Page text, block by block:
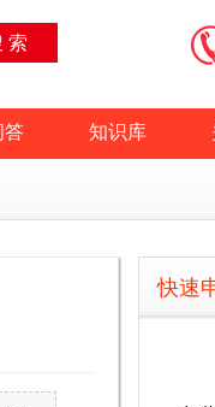
索
答 知识库
快速